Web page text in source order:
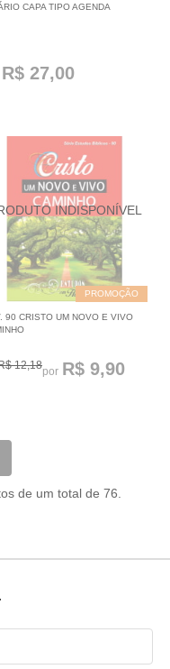
CAPA TIPO AGENDA
R$ 27,00
PROMOÇÃO
90 CRISTO UM NOVO E VIVO
12,18por R$ 9,90
de um total de 76.